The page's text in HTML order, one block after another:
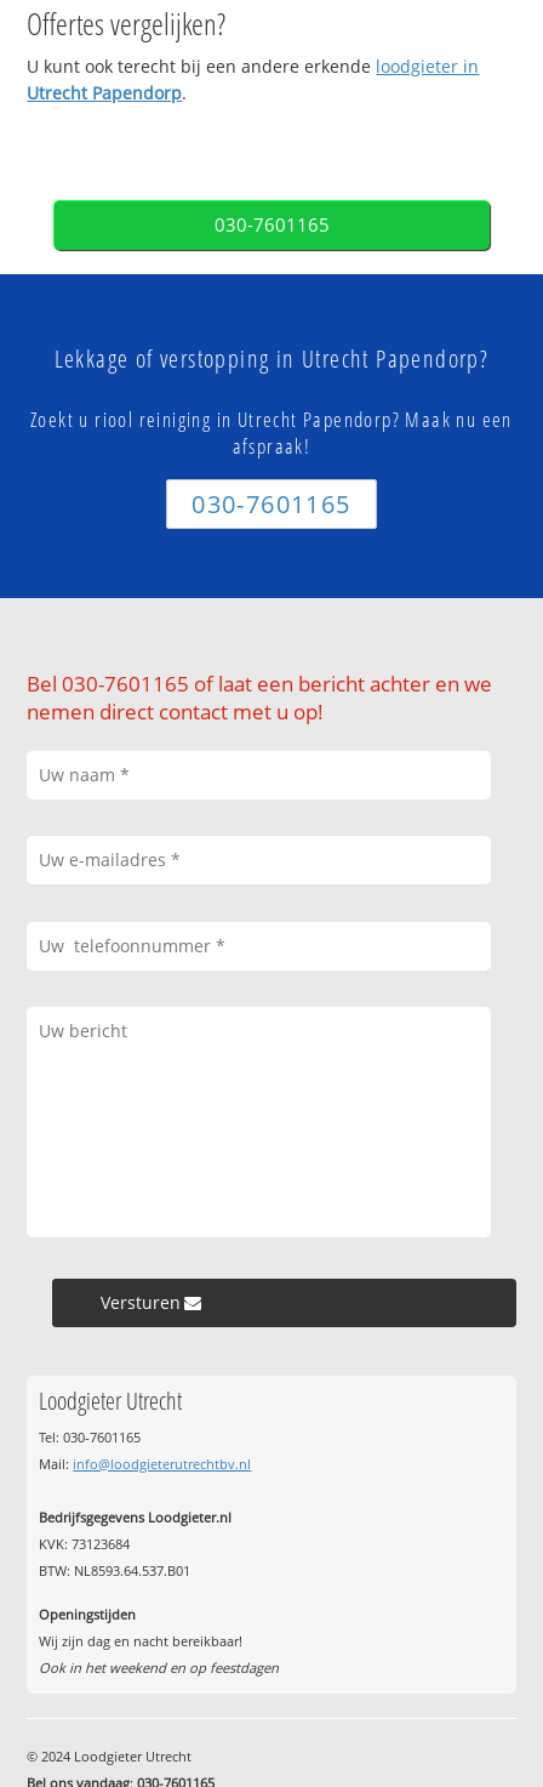
Offertes vergelijken?
U kunt ook terecht bij een andere erkende loodgieter in
Utrecht Papendorp.
030-7601165
Lekkage of verstopping in Utrecht Papendorp?
Zoekt u riool reiniging in Utrecht Papendorp? Maak nu een
afspraak!
030-7601165
Bel 030-7601165 of laat een bericht achter en we
nemen direct contact met u op!
Versturen »
Loodgieter Utrecht
Tel: 030-7601165
Mail: info@loodgieterutrechtbv.nl
Bedrijfsgegevens Loodgieter.nl
KVK: 73123684
BTW: NL8593.64.537.B01
Openingstijden
Wij zijn dag en nacht bereikbaar!
Ook in het weekend en op feestdagen
© 2024 Loodgieter Utrecht
Bel ons vandaag:030-7601165